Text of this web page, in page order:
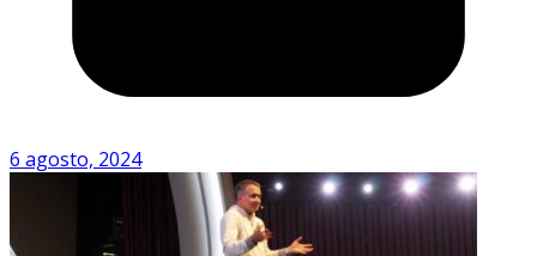
6 agosto, 2024